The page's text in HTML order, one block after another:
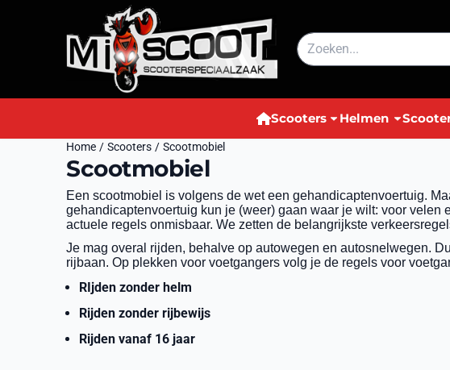
Cookievoorkeuren zijn momenteel gesloten.
Zoeken
Scooters Helmen
Home / Scooters / Scootmobiel
Scootmobiel
Een scootmobiel is volgens de wet een gehandicaptenvoertuig.
gehandicaptenvoertuig kun je (weer) gaan waar je wilt: voor
actuele regels onmisbaar. We zetten de belangrijkste
Je mag overal rijden, behalve op autowegen en autosnelwegen.
rijbaan. Op plekken voor voetgangers volg je de regels voor
RIjden zonder helm
Rijden zonder rijbewijs
Rijden vanaf 16 jaar